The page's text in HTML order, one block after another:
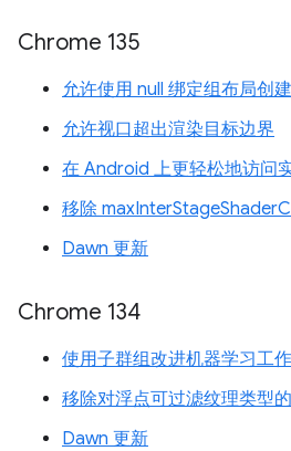
Chrome 135
允许使用 null 绑定组布局创
允许视口超出渲染目标边界
在 Android 上更轻松地访问
移除
Dawn 更新
Chrome 134
使用子群组改进机器学习工
移除对浮点可过滤纹理类型
Dawn 更新